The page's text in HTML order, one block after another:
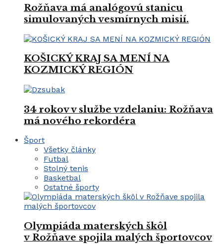
Rožňava má analógovú stanicu
simulovaných vesmírnych misií.
KOŠICKÝ KRAJ SA MENÍ NA
KOZMICKÝ REGIÓN
34 rokov v službe vzdelaniu: Rožňava
má nového rekordéra
Šport
Všetky články
Futbal
Stolný tenis
Basketbal
Ostatné športy
Olympiáda materských škôl
v Rožňave spojila malých športovcov